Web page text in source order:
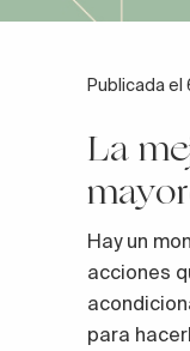
Publicada el
La
Hay un
acciones
para